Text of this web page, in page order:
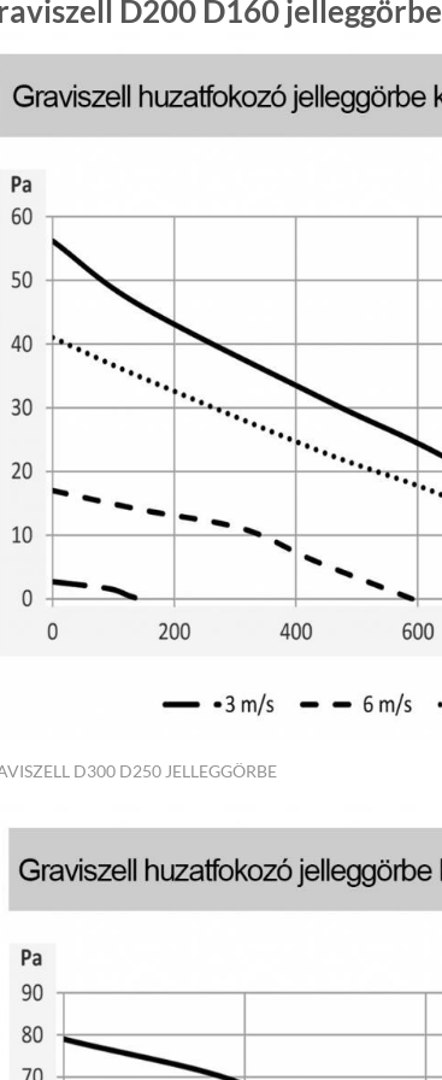
D200 D160 jelleggörbe
D300 D250 JELLEGGÖRBE